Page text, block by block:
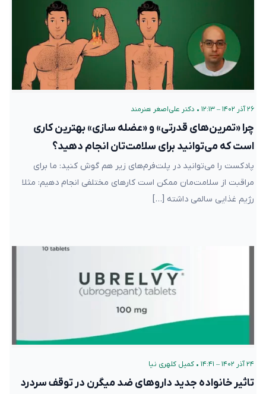
۲۶ آذر ۱۴۰۲ – ۱۲:۱۳ • دکتر علی‌اصغر هنرمند
چرا «تمرین‌های قدرتی» و «عضله سازی» بهترین کاری
است که می‌توانید برای سلامت‌تان انجام دهید؟
پادکست را می‌توانید در پلت‌فرم‌های زیر هم گوش کنید: ما برای
مراقبت از سلامت‌مان ممکن است کارهای مختلفی انجام دهیم: مثلا
رژیم غذایی سالمی داشته […]
۲۴ آذر ۱۴۰۲ – ۱۴:۴۱ • کمیل کلهری نیا
تاثیر خانواده جدید داروهای ضد میگرن در توقف سردرد